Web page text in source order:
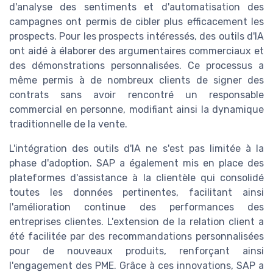
d'analyse des sentiments et d'automatisation des
campagnes ont permis de cibler plus efficacement les
prospects. Pour les prospects intéressés, des outils d'IA
ont aidé à élaborer des argumentaires commerciaux et
des démonstrations personnalisées. Ce processus a
même permis à de nombreux clients de signer des
contrats sans avoir rencontré un responsable
commercial en personne, modifiant ainsi la dynamique
traditionnelle de la vente.
L'intégration des outils d'IA ne s'est pas limitée à la
phase d'adoption. SAP a également mis en place des
plateformes d'assistance à la clientèle qui consolidé
toutes les données pertinentes, facilitant ainsi
l'amélioration continue des performances des
entreprises clientes. L'extension de la relation client a
été facilitée par des recommandations personnalisées
pour de nouveaux produits, renforçant ainsi
l'engagement des PME. Grâce à ces innovations, SAP a